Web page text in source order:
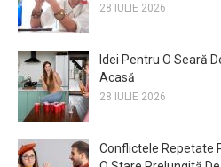
28 IULIE 2026
Idei Pentru O Seară
Acasă
28 IULIE 2026
Conflictele Repetate